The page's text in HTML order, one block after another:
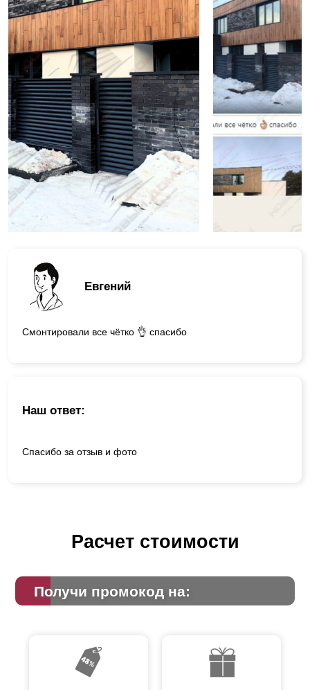
Евгений
Смонтировали все чётко 👌 спасибо
Наш ответ:
Спасибо за отзыв и фото
Расчет стоимости
Получи промокод на: